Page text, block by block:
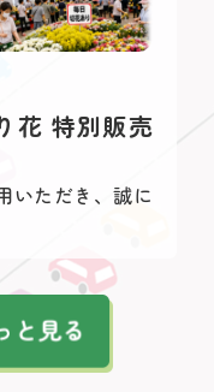
花 特別販売
いただき、誠に